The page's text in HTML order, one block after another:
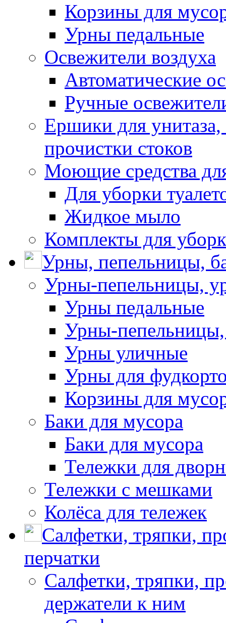
Корзины для
Урны педальные
Освежители воздуха
Автоматические
Ручные
Ершики для
прочистки стоков
Моющие средства
Для уборки
Жидкое мыло
Комплекты для
Урны, пепельницы,
Урны-пепельницы,
Урны педальные
Урны-
Урны уличные
Урны для
Корзины для
Баки для мусора
Баки для мусора
Тележки для
Тележки с мешками
Колёса для тележек
Салфетки, тряпки,
перчатки
Салфетки, тряпки,
держатели к ним